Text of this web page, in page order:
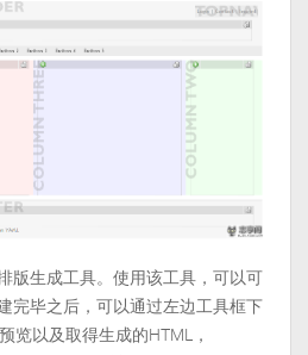
版生成工具。使用该工具，可以可
完毕之后，可以通过左边工具框下
览以及取得生成的HTML，